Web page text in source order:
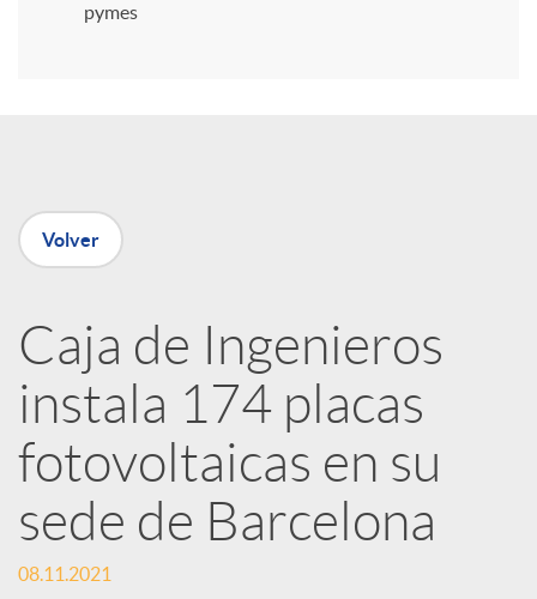
n
R
e
d
e
pymes
Volver
Caja de Ingenieros
instala 174 placas
fotovoltaicas en su
sede de Barcelona
08.11.2021